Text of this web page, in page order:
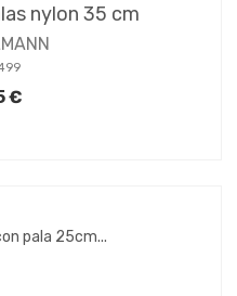
nylon 35 cm
€